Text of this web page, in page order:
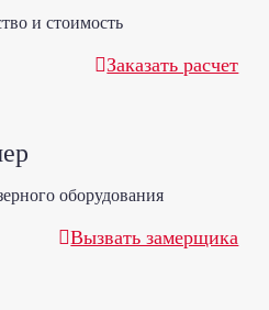
и стоимость
Заказать расчет
оборудования
Вызвать замерщика